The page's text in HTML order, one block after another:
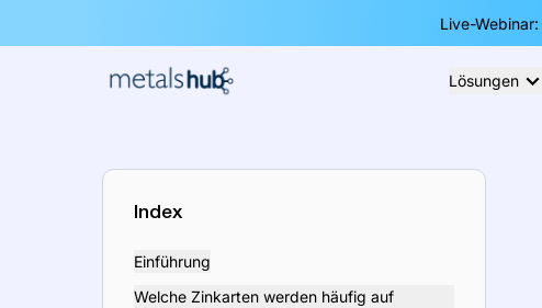
Live-Webinar:
Lösungen
Index
Einführung
Welche Zinkarten werden häufig auf